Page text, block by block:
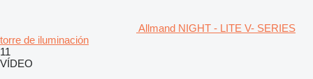
Allmand NIGHT - LITE V- SERIES
torre de iluminación
11
VÍDEO